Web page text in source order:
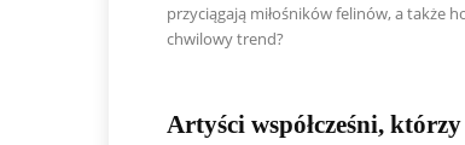
przyciągają miłośników felinów, a także
chwilowy trend?
Artyści współcześni,